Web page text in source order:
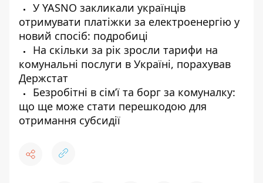
У YASNO закликали українців
отримувати платіжки за електроенергію у
новий спосіб: подробиці
На скільки за рік зросли тарифи на
комунальні послуги в Україні, порахував
Держстат
Безробітні в сім’ї та борг за комуналку:
що ще може стати перешкодою для
отримання субсидії